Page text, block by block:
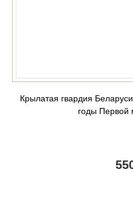
Крылатая гвардия
годы Первой